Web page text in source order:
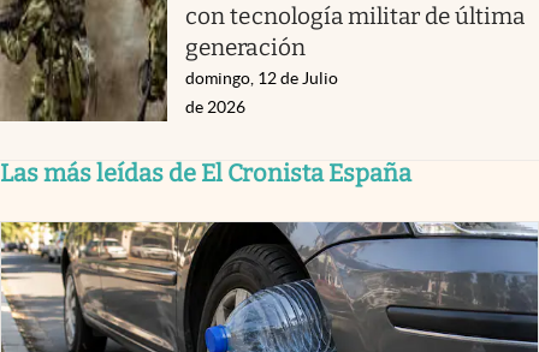
con tecnología militar de última
generación
domingo, 12 de Julio
de 2026
Las más leídas de El Cronista España